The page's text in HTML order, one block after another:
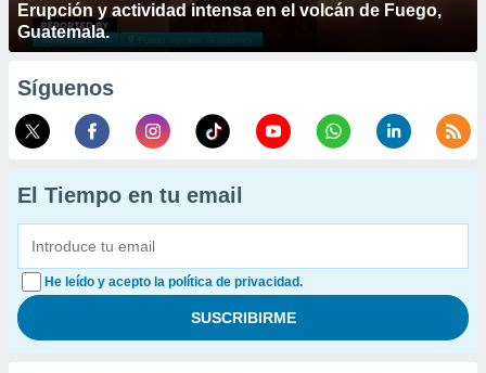
Erupción y actividad intensa en el volcán de Fuego,
Guatemala.
Síguenos
El Tiempo en tu email
He leído y acepto la política de privacidad.